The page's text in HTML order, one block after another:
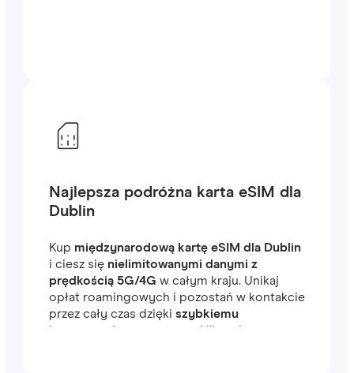
Najlepsza podróżna karta eSIM dla
Dublin
Kup międzynarodową kartę eSIM dla Dublin
i ciesz się nielimitowanymi danymi z
prędkością 5G/4G w całym kraju. Unikaj
opłat roamingowych i pozostań w kontakcie
przez cały czas dzięki szybkiemu
internetowi , gotowemu w kilka minut za